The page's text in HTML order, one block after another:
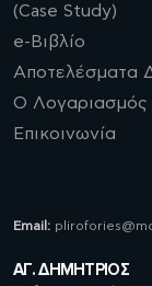
(Case Study)
e-Βιβλίο
Αποτελέσματα
Ο Λογαριασμός
Επικοινωνία
Email:
ΑΓ. ΔΗΜΗΤΡΙΟΣ